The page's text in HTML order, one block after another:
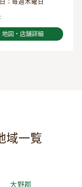
地図・店舗詳細
域一覧
大野郡